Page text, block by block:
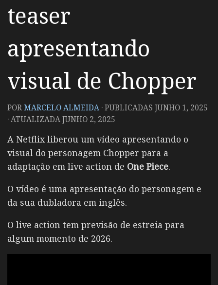
teaser
apresentando
visual de Chopper
PORMARCELO ALMEIDA · PUBLICADAS JUNHO 1, 2025
· ATUALIZADAJUNHO 2, 2025
A Netflix liberou um vídeo apresentando o
visual do personagem Chopper para a
adaptação em live action de One Piece.
O vídeo é uma apresentação do personagem e
da sua dubladora em inglês.
O live action tem previsão de estreia para
algum momento de 2026.